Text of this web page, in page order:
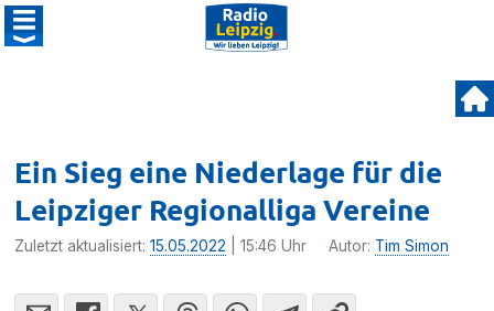
Ein Sieg eine Niederlage für die
Leipziger Regionalliga Vereine
Zuletzt aktualisiert:15.05.2022 | 15:46 Uhr Autor: Tim Simon